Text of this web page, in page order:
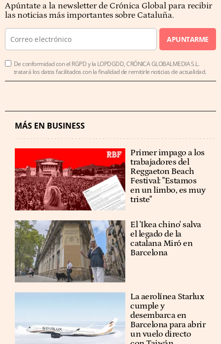
Apúntate a la newsletter de Crónica Global para recibir
las noticias más importantes sobre Cataluña.
APUNTARME
De conformidad con el RGPD y la LOPDGDD, CRÓNICA GLOBALMEDIA S.L.
tratará los datos facilitados con la finalidad de remitirle noticias de actualidad.
MÁS EN BUSINESS
Primer impago a los
trabajadores del
Reggaeton Beach
Festival: "Estamos
en un limbo, es muy
triste"
El 'Ikea chino' salva
el legado de la
catalana Miró en
Barcelona
La aerolínea Starlux
cumple y
desembarca en
Barcelona para abrir
un vuelo directo